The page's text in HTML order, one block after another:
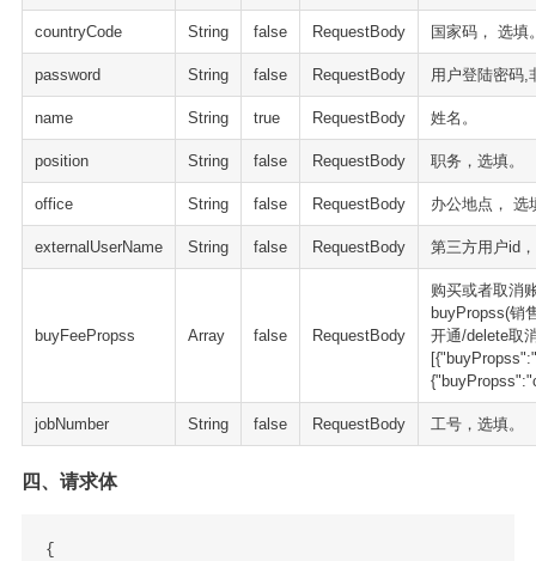
countryCode String false RequestBody 国家码， 选填
password String false RequestBody 用户登陆密码,
name String true RequestBody 姓名。
position String false RequestBody 职务，选填。
office String false RequestBody 办公地点， 选
externalUserName String false RequestBody 第三方用户id
buyFeePropss Array false RequestBody
购买或者取消
buyPropss(销
开通/delete取
jobNumber String false RequestBody 工号，选填。
四、请求体
{